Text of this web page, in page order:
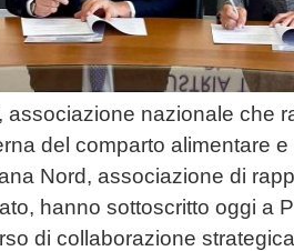
associazione nazionale che
del comparto alimentare
Nord, associazione di
hanno sottoscritto oggi a
di collaborazione